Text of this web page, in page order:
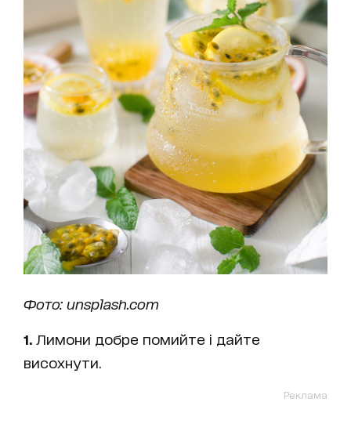
Фото: unsplash.com
1. Лимони добре помийте і дайте
висохнути.
Реклама